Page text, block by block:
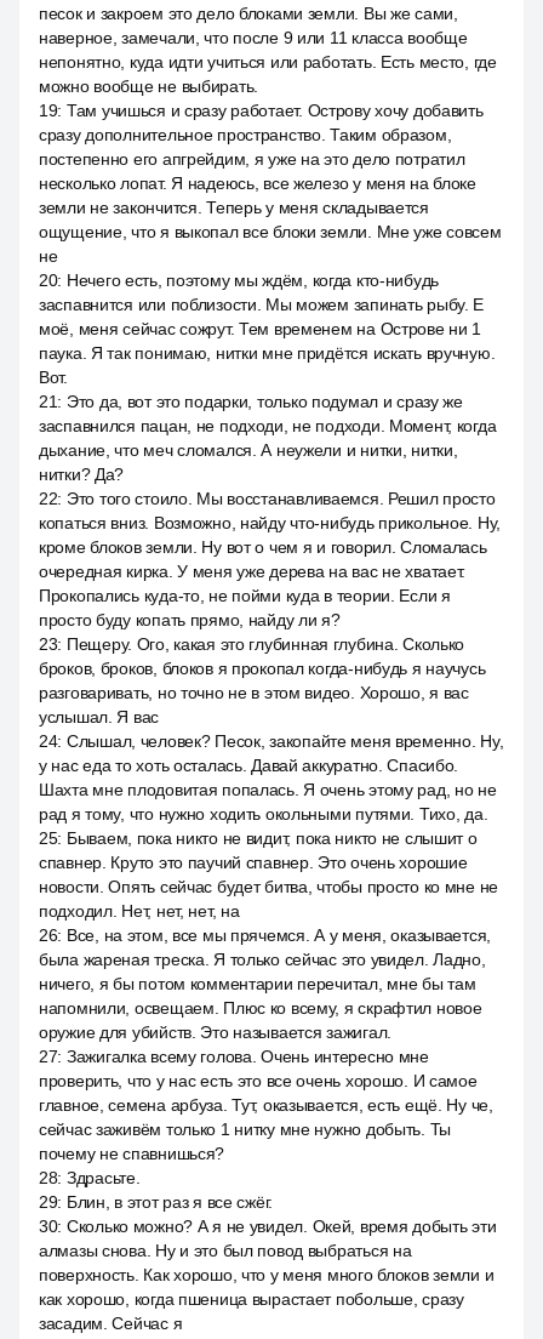
песок и закроем это дело блоками земли. Вы же сами,
наверное, замечали, что после 9 или 11 класса вообще
непонятно, куда идти учиться или работать. Есть место, где
можно вообще не выбирать.
19: Там учишься и сразу работает. Острову хочу добавить
сразу дополнительное пространство. Таким образом,
постепенно его апгрейдим, я уже на это дело потратил
несколько лопат. Я надеюсь, все железо у меня на блоке
земли не закончится. Теперь у меня складывается
ощущение, что я выкопал все блоки земли. Мне уже совсем
не
20: Нечего есть, поэтому мы ждём, когда кто-нибудь
заспавнится или поблизости. Мы можем запинать рыбу. Е
моё, меня сейчас сожрут. Тем временем на Острове ни 1
паука. Я так понимаю, нитки мне придётся искать вручную.
Вот.
21: Это да, вот это подарки, только подумал и сразу же
заспавнился пацан, не подходи, не подходи. Момент, когда
дыхание, что меч сломался. А неужели и нитки, нитки,
нитки? Да?
22: Это того стоило. Мы восстанавливаемся. Решил просто
копаться вниз. Возможно, найду что-нибудь прикольное. Ну,
кроме блоков земли. Ну вот о чем я и говорил. Сломалась
очередная кирка. У меня уже дерева на вас не хватает.
Прокопались куда-то, не пойми куда в теории. Если я
просто буду копать прямо, найду ли я?
23: Пещеру. Ого, какая это глубинная глубина. Сколько
броков, броков, блоков я прокопал когда-нибудь я научусь
разговаривать, но точно не в этом видео. Хорошо, я вас
услышал. Я вас
24: Слышал, человек? Песок, закопайте меня временно. Ну,
у нас еда то хоть осталась. Давай аккуратно. Спасибо.
Шахта мне плодовитая попалась. Я очень этому рад, но не
рад я тому, что нужно ходить окольными путями. Тихо, да.
25: Бываем, пока никто не видит, пока никто не слышит о
спавнер. Круто это паучий спавнер. Это очень хорошие
новости. Опять сейчас будет битва, чтобы просто ко мне не
подходил. Нет, нет, нет, на
26: Все, на этом, все мы прячемся. А у меня, оказывается,
была жареная треска. Я только сейчас это увидел. Ладно,
ничего, я бы потом комментарии перечитал, мне бы там
напомнили, освещаем. Плюс ко всему, я скрафтил новое
оружие для убийств. Это называется зажигал.
27: Зажигалка всему голова. Очень интересно мне
проверить, что у нас есть это все очень хорошо. И самое
главное, семена арбуза. Тут, оказывается, есть ещё. Ну че,
сейчас заживём только 1 нитку мне нужно добыть. Ты
почему не спавнишься?
28: Здрасьте.
29: Блин, в этот раз я все сжёг.
30: Сколько можно? А я не увидел. Окей, время добыть эти
алмазы снова. Ну и это был повод выбраться на
поверхность. Как хорошо, что у меня много блоков земли и
как хорошо, когда пшеница вырастает побольше, сразу
засадим. Сейчас я